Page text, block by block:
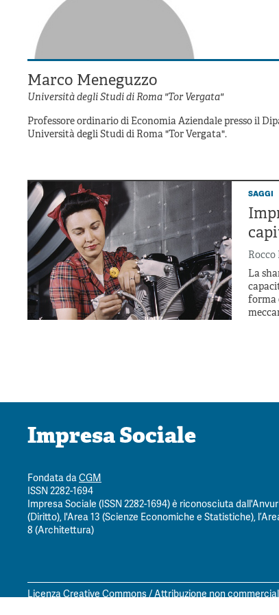
Marco Meneguzzo
Università degli Studi di Roma "Tor Vergata"
Professore ordinario di Economia Aziendale presso il
Università degli Studi di Roma "Tor Vergata".
saggi
Rocco
La
forma
Impresa Sociale
Fondata daCGM
ISSN 2282-1694
Impresa Sociale (ISSN 2282-1694) è riconosciuta
(Diritto), l'Area 13 (Scienze Economiche e Statistiche),
8 (Architettura)
Licenza Creative Commons / Attribuzione non